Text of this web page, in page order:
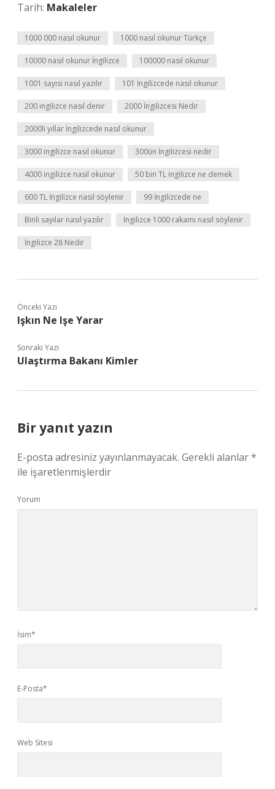
Tarih: Makaleler
1000 000 nasıl okunur 1000 nasıl okunur Türkçe
10000 nasıl okunur İngilizce 100000 nasıl okunur
1001 sayısı nasıl yazılır 101 İngilizcede nasıl okunur
200 ingilizce nasıl denir 2000 İngilizcesi Nedir
2000li yıllar İngilizcede nasıl okunur
3000 ingilizce nasıl okunur 300ün İngilizcesi nedir
4000 ingilizce nasıl okunur 50 bin TL ingilizce ne demek
600 TL İngilizce nasıl söylenir 99 İngilizcede ne
Binli sayılar nasıl yazılır İngilizce 1000 rakamı nasıl söylenir
İngilizce 28 Nedir
Önceki Yazı
Işkın Ne Işe Yarar
Sonraki Yazı
Ulaştırma Bakanı Kimler
Bir yanıt yazın
E-posta adresiniz yayınlanmayacak. Gerekli alanlar*
ile işaretlenmişlerdir
Yorum
İsim*
E-Posta*
Web Sitesi